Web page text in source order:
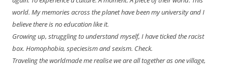
world. My memories across the planet have been my university and I
believe there is no education like it.
Growing up, struggling to understand myself, I have ticked the racist
box. Homophobia, speciesism and sexism. Check.
Traveling the worldmade me realise we are all together as one village,